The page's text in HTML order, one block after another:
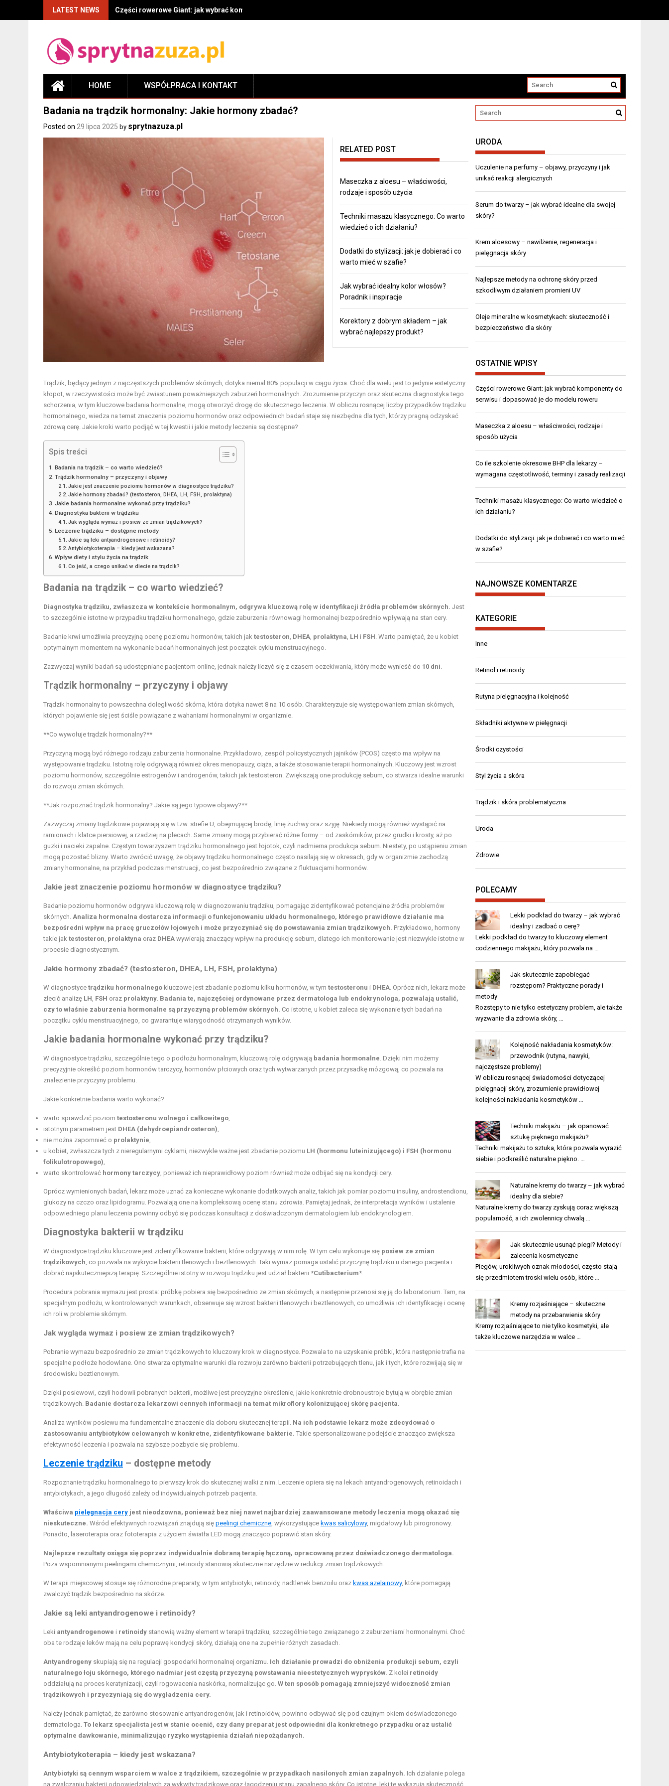
LATEST NEWS Części rowerowe Giant: jak wybrać komponenty do serwisu i dopasować je do modelu roweru
HOME WSPÓŁPRACA I KONTAKT
Badania na trądzik hormonalny: Jakie hormony zbadać?
Posted on 29 lipca 2025 by sprytnazuza.pl
RELATED POST
Maseczka z aloesu – właściwości,
rodzaje i sposób użycia
Techniki masażu klasycznego: Co warto
wiedzieć o ich działaniu?
Dodatki do stylizacji: jak je dobierać i co
warto mieć w szafie?
Jak wybrać idealny kolor włosów?
Poradnik i inspiracje
Korektory z dobrym składem – jak
wybrać najlepszy produkt?
Trądzik, będący jednym z najczęstszych problemów skórnych, dotyka niemal 80% populacji w ciągu życia. Choć dla wielu jest to jedynie estetyczny
kłopot, w rzeczywistości może być zwiastunem poważniejszych zaburzeń hormonalnych. Zrozumienie przyczyn oraz skuteczna diagnostyka tego
schorzenia, w tym kluczowe badania hormonalne, mogą otworzyć drogę do skutecznego leczenia. W obliczu rosnącej liczby przypadków trądziku
hormonalnego, wiedza na temat znaczenia poziomu hormonów oraz odpowiednich badań staje się niezbędna dla tych, którzy pragną odzyskać
zdrową cerę. Jakie kroki warto podjąć w tej kwestii i jakie metody leczenia są dostępne?
Spis treści
Badania na trądzik – co warto wiedzieć?
Trądzik hormonalny – przyczyny i objawy
Jakie jest znaczenie poziomu hormonów w diagnostyce trądziku?
Jakie hormony zbadać? (testosteron, DHEA, LH, FSH, prolaktyna)
Jakie badania hormonalne wykonać przy trądziku?
Diagnostyka bakterii w trądziku
Jak wygląda wymaz i posiew ze zmian trądzikowych?
Leczenie trądziku – dostępne metody
Jakie są leki antyandrogenowe i retinoidy?
Antybiotykoterapia – kiedy jest wskazana?
Wpływ diety i stylu życia na trądzik
Co jeść, a czego unikać w diecie na trądzik?
Badania na trądzik – co warto wiedzieć?
Diagnostyka trądziku, zwłaszcza w kontekście hormonalnym, odgrywa kluczową rolę w identyfikacji źródła problemów skórnych. Jest
to szczególnie istotne w przypadku trądziku hormonalnego, gdzie zaburzenia równowagi hormonalnej bezpośrednio wpływają na stan cery.
Badanie krwi umożliwia precyzyjną ocenę poziomu hormonów, takich jak testosteron, DHEA, prolaktyna, LH i FSH. Warto pamiętać, że u kobiet
optymalnym momentem na wykonanie badań hormonalnych jest początek cyklu menstruacyjnego.
Zazwyczaj wyniki badań są udostępniane pacjentom online, jednak należy liczyć się z czasem oczekiwania, który może wynieść do 10 dni.
Trądzik hormonalny – przyczyny i objawy
Trądzik hormonalny to powszechna dolegliwość skórna, która dotyka nawet 8 na 10 osób. Charakteryzuje się występowaniem zmian skórnych,
których pojawienie się jest ściśle powiązane z wahaniami hormonalnymi w organizmie.
**Co wywołuje trądzik hormonalny?**
Przyczyną mogą być różnego rodzaju zaburzenia hormonalne. Przykładowo, zespół policystycznych jajników (PCOS) często ma wpływ na
występowanie trądziku. Istotną rolę odgrywają również okres menopauzy, ciąża, a także stosowanie terapii hormonalnych. Kluczowy jest wzrost
poziomu hormonów, szczególnie estrogenów i androgenów, takich jak testosteron. Zwiększają one produkcję sebum, co stwarza idealne warunki
do rozwoju zmian skórnych.
**Jak rozpoznać trądzik hormonalny? Jakie są jego typowe objawy?**
Zazwyczaj zmiany trądzikowe pojawiają się w tzw. strefie U, obejmującej brodę, linię żuchwy oraz szyję. Niekiedy mogą również wystąpić na
ramionach i klatce piersiowej, a rzadziej na plecach. Same zmiany mogą przybierać różne formy – od zaskórników, przez grudki i krosty, aż po
guzki i nacieki zapalne. Częstym towarzyszem trądziku hormonalnego jest łojotok, czyli nadmierna produkcja sebum. Niestety, po ustąpieniu zmian
mogą pozostać blizny. Warto zwrócić uwagę, że objawy trądziku hormonalnego często nasilają się w okresach, gdy w organizmie zachodzą
zmiany hormonalne, na przykład podczas menstruacji, co jest bezpośrednio związane z fluktuacjami hormonów.
Jakie jest znaczenie poziomu hormonów w diagnostyce trądziku?
Badanie poziomu hormonów odgrywa kluczową rolę w diagnozowaniu trądziku, pomagając zidentyfikować potencjalne źródła problemów
skórnych. Analiza hormonalna dostarcza informacji o funkcjonowaniu układu hormonalnego, którego prawidłowe działanie ma
bezpośredni wpływ na pracę gruczołów łojowych i może przyczyniać się do powstawania zmian trądzikowych. Przykładowo, hormony
takie jak testosteron, prolaktyna oraz DHEA wywierają znaczący wpływ na produkcję sebum, dlatego ich monitorowanie jest niezwykle istotne w
procesie diagnostycznym.
Jakie hormony zbadać? (testosteron, DHEA, LH, FSH, prolaktyna)
W diagnostyce trądziku hormonalnego kluczowe jest zbadanie poziomu kilku hormonów, w tym testosteronu i DHEA. Oprócz nich, lekarz może
zlecić analizę LH, FSH oraz prolaktyny. Badania te, najczęściej ordynowane przez dermatologa lub endokrynologa, pozwalają ustalić,
czy to właśnie zaburzenia hormonalne są przyczyną problemów skórnych. Co istotne, u kobiet zaleca się wykonanie tych badań na
początku cyklu menstruacyjnego, co gwarantuje wiarygodność otrzymanych wyników.
Jakie badania hormonalne wykonać przy trądziku?
W diagnostyce trądziku, szczególnie tego o podłożu hormonalnym, kluczową rolę odgrywają badania hormonalne. Dzięki nim możemy
precyzyjnie określić poziom hormonów tarczycy, hormonów płciowych oraz tych wytwarzanych przez przysadkę mózgową, co pozwala na
znalezienie przyczyny problemu.
Jakie konkretnie badania warto wykonać?
warto sprawdzić poziom testosteronu wolnego i całkowitego,
istotnym parametrem jest DHEA (dehydroepiandrosteron),
nie można zapomnieć o prolaktynie,
u kobiet, zwłaszcza tych z nieregularnymi cyklami, niezwykle ważne jest zbadanie poziomu LH (hormonu luteinizującego) i FSH (hormonu
folikulotropowego),
warto skontrolować hormony tarczycy, ponieważ ich nieprawidłowy poziom również może odbijać się na kondycji cery.
Oprócz wymienionych badań, lekarz może uznać za konieczne wykonanie dodatkowych analiz, takich jak pomiar poziomu insuliny, androstendionu,
glukozy na czczo oraz lipidogramu. Pozwalają one na kompleksową ocenę stanu zdrowia. Pamiętaj jednak, że interpretacja wyników i ustalenie
odpowiedniego planu leczenia powinny odbyć się podczas konsultacji z doświadczonym dermatologiem lub endokrynologiem.
Diagnostyka bakterii w trądziku
W diagnostyce trądziku kluczowe jest zidentyfikowanie bakterii, które odgrywają w nim rolę. W tym celu wykonuje się posiew ze zmian
trądzikowych, co pozwala na wykrycie bakterii tlenowych i beztlenowych. Taki wymaz pomaga ustalić przyczynę trądziku u danego pacjenta i
dobrać najskuteczniejszą terapię. Szczególnie istotny w rozwoju trądziku jest udział bakterii *Cutibacterium*.
Procedura pobrania wymazu jest prosta: próbkę pobiera się bezpośrednio ze zmian skórnych, a następnie przenosi się ją do laboratorium. Tam, na
specjalnym podłożu, w kontrolowanych warunkach, obserwuje się wzrost bakterii tlenowych i beztlenowych, co umożliwia ich identyfikację i ocenę
ich roli w problemie skórnym.
Jak wygląda wymaz i posiew ze zmian trądzikowych?
Pobranie wymazu bezpośrednio ze zmian trądzikowych to kluczowy krok w diagnostyce. Pozwala to na uzyskanie próbki, która następnie trafia na
specjalne podłoże hodowlane. Ono stwarza optymalne warunki dla rozwoju zarówno bakterii potrzebujących tlenu, jak i tych, które rozwijają się w
środowisku beztlenowym.
Dzięki posiewowi, czyli hodowli pobranych bakterii, możliwe jest precyzyjne określenie, jakie konkretnie drobnoustroje bytują w obrębie zmian
trądzikowych. Badanie dostarcza lekarzowi cennych informacji na temat mikroflory kolonizującej skórę pacjenta.
Analiza wyników posiewu ma fundamentalne znaczenie dla doboru skutecznej terapii. Na ich podstawie lekarz może zdecydować o
zastosowaniu antybiotyków celowanych w konkretne, zidentyfikowane bakterie. Takie spersonalizowane podejście znacząco zwiększa
efektywność leczenia i pozwala na szybsze pozbycie się problemu.
Leczenie trądziku – dostępne metody
Rozpoznanie trądziku hormonalnego to pierwszy krok do skutecznej walki z nim. Leczenie opiera się na lekach antyandrogenowych, retinoidach i
antybiotykach, a jego długość zależy od indywidualnych potrzeb pacjenta.
Właściwa pielęgnacja cery jest nieodzowna, ponieważ bez niej nawet najbardziej zaawansowane metody leczenia mogą okazać się
nieskuteczne. Wśród efektywnych rozwiązań znajdują się peelingi chemiczne, wykorzystujące kwas salicylowy, migdałowy lub pirogronowy.
Ponadto, laseroterapia oraz fototerapia z użyciem światła LED mogą znacząco poprawić stan skóry.
Najlepsze rezultaty osiąga się poprzez indywidualnie dobraną terapię łączoną, opracowaną przez doświadczonego dermatologa.
Poza wspomnianymi peelingami chemicznymi, retinoidy stanowią skuteczne narzędzie w redukcji zmian trądzikowych.
W terapii miejscowej stosuje się różnorodne preparaty, w tym antybiotyki, retinoidy, nadtlenek benzoilu oraz kwas azelainowy, które pomagają
zwalczyć trądzik bezpośrednio na skórze.
Jakie są leki antyandrogenowe i retinoidy?
Leki antyandrogenowe i retinoidy stanowią ważny element w terapii trądziku, szczególnie tego związanego z zaburzeniami hormonalnymi. Choć
oba te rodzaje leków mają na celu poprawę kondycji skóry, działają one na zupełnie różnych zasadach.
Antyandrogeny skupiają się na regulacji gospodarki hormonalnej organizmu. Ich działanie prowadzi do obniżenia produkcji sebum, czyli
naturalnego łoju skórnego, którego nadmiar jest częstą przyczyną powstawania nieestetycznych wyprysków. Z kolei retinoidy
oddziałują na proces keratynizacji, czyli rogowacenia naskórka, normalizując go. W ten sposób pomagają zmniejszyć widoczność zmian
trądzikowych i przyczyniają się do wygładzenia cery.
Należy jednak pamiętać, że zarówno stosowanie antyandrogenów, jak i retinoidów, powinno odbywać się pod czujnym okiem doświadczonego
dermatologa. To lekarz specjalista jest w stanie ocenić, czy dany preparat jest odpowiedni dla konkretnego przypadku oraz ustalić
optymalne dawkowanie, minimalizując ryzyko wystąpienia działań niepożądanych.
Antybiotykoterapia – kiedy jest wskazana?
Antybiotyki są cennym wsparciem w walce z trądzikiem, szczególnie w przypadkach nasilonych zmian zapalnych. Ich działanie polega
na zwalczaniu bakterii odpowiedzialnych za wykwity trądzikowe oraz łagodzeniu stanu zapalnego skóry. Co istotne, leki te wykazują skuteczność
URODA
Uczulenie na perfumy – objawy, przyczyny i jak
unikać reakcji alergicznych
Serum do twarzy – jak wybrać idealne dla swojej
skóry?
Krem aloesowy – nawilżenie, regeneracja i
pielęgnacja skóry
Najlepsze metody na ochronę skóry przed
szkodliwym działaniem promieni UV
Oleje mineralne w kosmetykach: skuteczność i
bezpieczeństwo dla skóry
OSTATNIE WPISY
Części rowerowe Giant: jak wybrać komponenty do
serwisu i dopasować je do modelu roweru
Maseczka z aloesu – właściwości, rodzaje i
sposób użycia
Co ile szkolenie okresowe BHP dla lekarzy –
wymagana częstotliwość, terminy i zasady realizacji
Techniki masażu klasycznego: Co warto wiedzieć o
ich działaniu?
Dodatki do stylizacji: jak je dobierać i co warto mieć
w szafie?
NAJNOWSZE KOMENTARZE
KATEGORIE
Inne
Retinol i retinoidy
Rutyna pielęgnacyjna i kolejność
Składniki aktywne w pielęgnacji
Środki czystości
Styl życia a skóra
Trądzik i skóra problematyczna
Uroda
Zdrowie
POLECAMY
Lekki podkład do twarzy – jak wybrać
idealny i zadbać o cerę?
Lekki podkład do twarzy to kluczowy element
codziennego makijażu, który pozwala na …
Jak skutecznie zapobiegać
rozstępom? Praktyczne porady i
metody
Rozstępy to nie tylko estetyczny problem, ale także
wyzwanie dla zdrowia skóry, …
Kolejność nakładania kosmetyków:
przewodnik (rutyna, nawyki,
najczęstsze problemy)
W obliczu rosnącej świadomości dotyczącej
pielęgnacji skóry, zrozumienie prawidłowej
kolejności nakładania kosmetyków …
Techniki makijażu – jak opanować
sztukę pięknego makijażu?
Techniki makijażu to sztuka, która pozwala wyrazić
siebie i podkreślić naturalne piękno. …
Naturalne kremy do twarzy – jak wybrać
idealny dla siebie?
Naturalne kremy do twarzy zyskują coraz większą
popularność, a ich zwolennicy chwalą …
Jak skutecznie usunąć piegi? Metody i
zalecenia kosmetyczne
Piegów, urokliwych oznak młodości, często stają
się przedmiotem troski wielu osób, które …
Kremy rozjaśniające – skuteczne
metody na przebarwienia skóry
Kremy rozjaśniające to nie tylko kosmetyki, ale
także kluczowe narzędzia w walce …